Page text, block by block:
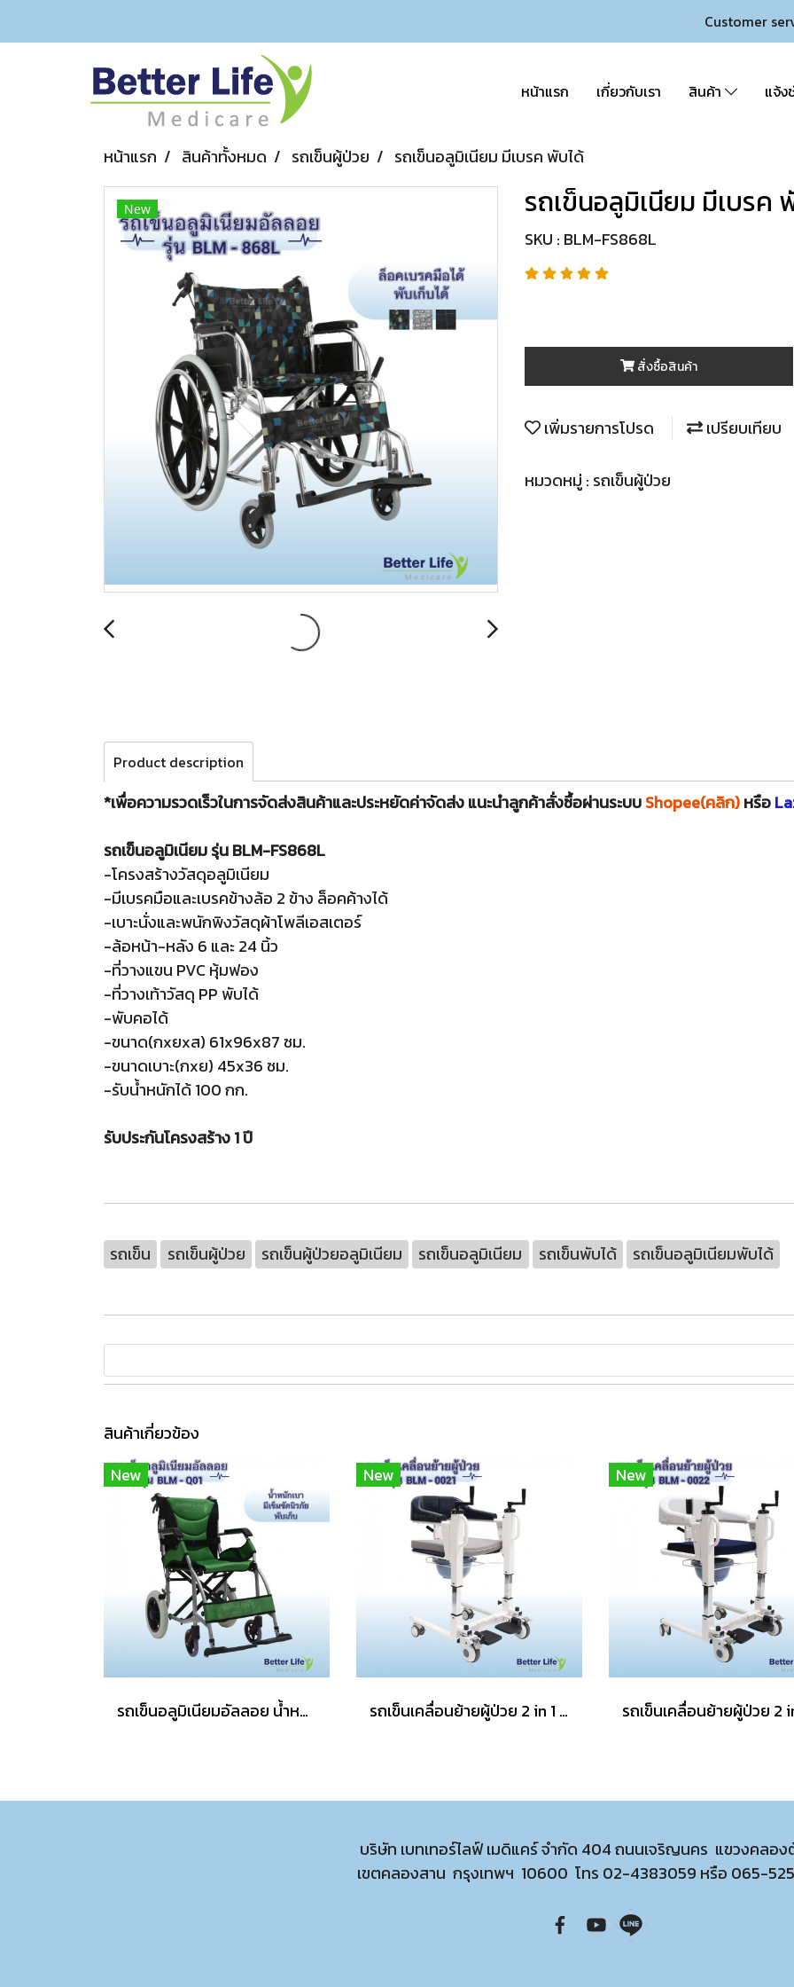
Customer
หน้าแรก เกี่ยวกับเรา สินค้า แจ้ง
หน้าแรก สินค้าทั้งหมด รถเข็นผู้ป่วย รถเข็นอลูมิเนียม มีเบรค พับได้
New รถเข็นอลูมิเนียม มีเบรค
SKU : BLM-FS868L
สั่งซื้อสินค้า
เพิ่มรายการโปรด เปรียบเทียบ
หมวดหมู่ : รถเข็นผู้ป่วย
Product description
*เพื่อความรวดเร็วในการจัดส่งสินค้าและประหยัดค่าจัดส่ง แนะนำลูกค้าสั่งซื้อผ่านระบบShopee(คลิก)หรือ
รถเข็นอลูมิเนียม รุ่น BLM-FS868L
-โครงสร้างวัสดุอลูมิเนียม
-มีเบรคมือและเบรคข้างล้อ 2 ข้าง ล็อคค้างได้
-เบาะนั่งและพนักพิงวัสดุผ้าโพลีเอสเตอร์
-ล้อหน้า-หลัง 6 และ 24 นิ้ว
-ที่วางแขน PVC หุ้มฟอง
-ที่วางเท้าวัสดุ PP พับได้
-พับคอได้
-ขนาด(กxยxส) 61x96x87 ซม.
-ขนาดเบาะ(กxย) 45x36 ซม.
-รับน้ำหนักได้ 100 กก.
รับประกันโครงสร้าง 1 ปี
รถเข็น รถเข็นผู้ป่วย รถเข็นผู้ป่วยอลูมิเนียม รถเข็นอลูมิเนียม รถเข็นพับได้ รถเข็นอลูมิเนียมพับได้
สินค้าเกี่ยวข้อง
New
รถเข็นอลูมิเนียมอัลลอย น้ำหนักเบา พับได้
New
รถเข็นเคลื่อนย้ายผู้ป่วย 2 in 1 อุปกรณ์เคลื่อนย้ายผู้ป่วยติดเตียง รถเข็นสำหรับผู้ป่วยติดเตียง
New
บริษัท เบทเทอร์ไลฟ์ เมดิแคร์ จำกัด 404 ถนนเจริญนคร แขวงคลอง
เขตคลองสาน กรุงเทพฯ 10600 โทร 02-4383059 หรือ 065-